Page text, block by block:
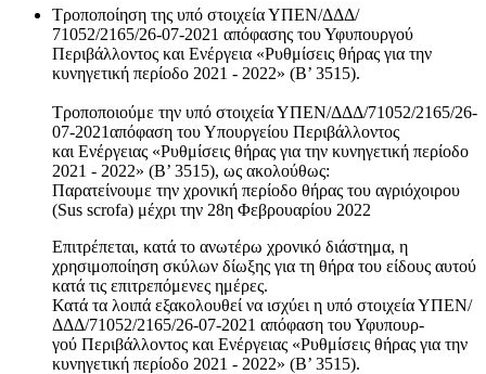
Τροποποίηση της υπό στοιχεία ΥΠΕΝ/ΔΔΔ/
71052/2165/26-07-2021 απόφασης του Υφυπουργού
Περιβάλλοντος και Ενέργεια «Ρυθμίσεις θήρας για την
κυνηγετική περίοδο 2021 - 2022» (Β’ 3515).
Τροποποιούμε την υπό στοιχεία ΥΠΕΝ/ΔΔΔ/71052/2165/26-
07-2021απόφαση του Υπουργείου Περιβάλλοντος
και Ενέργειας «Ρυθμίσεις θήρας για την κυνηγετική περίοδο
2021 - 2022» (Β’ 3515), ως ακολούθως:
Παρατείνουμε την χρονική περίοδο θήρας του αγριόχοιρου
(Sus scrofa) μέχρι την 28η Φεβρουαρίου 2022
Επιτρέπεται, κατά το ανωτέρω χρονικό διάστημα, η
χρησιμοποίηση σκύλων δίωξης για τη θήρα του είδους αυτού
κατά τις επιτρεπόμενες ημέρες.
Κατά τα λοιπά εξακολουθεί να ισχύει η υπό στοιχεία ΥΠΕΝ/
ΔΔΔ/71052/2165/26-07-2021 απόφαση του Υφυπουρ-
γού Περιβάλλοντος και Ενέργειας «Ρυθμίσεις θήρας για την
κυνηγετική περίοδο 2021 - 2022» (Β’ 3515).